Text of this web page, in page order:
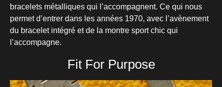
bracelets métalliques qui l’accompagnent. Ce qui nous
permet d’entrer dans les années 1970, avec l’avènement
du bracelet intégré et de la montre sport chic qui
l’accompagne.
Fit For Purpose